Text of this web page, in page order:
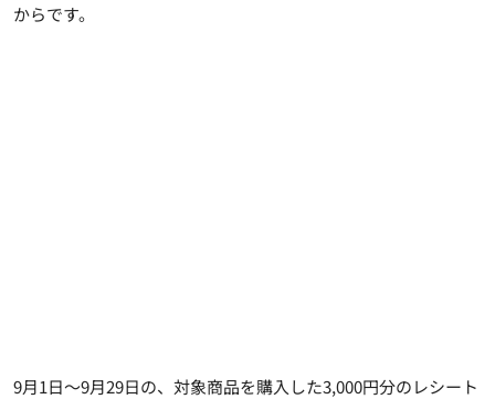
からです。
9月1日～9月29日の、対象商品を購入した3,000円分のレシート